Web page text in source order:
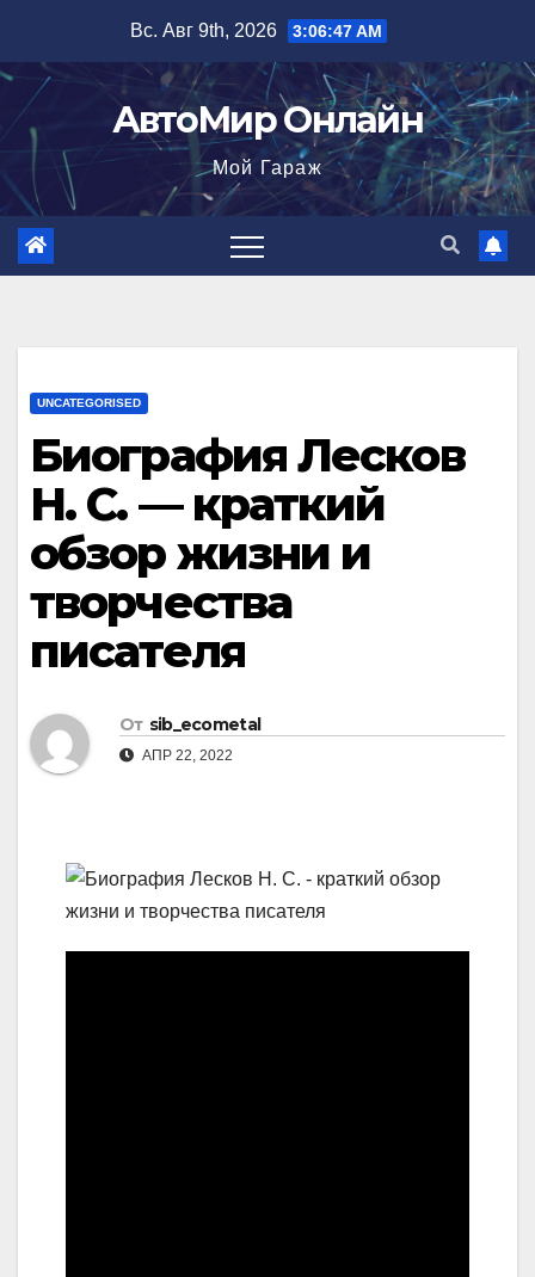
содержимому
Вс. Авг 9th, 2026 3:06:48 AM
АвтоМир Онлайн
Мой Гараж
UNCATEGORISED
Биография Лесков
Н. С. — краткий
обзор жизни и
творчества
писателя
От sib_ecometal
АПР 22, 2022